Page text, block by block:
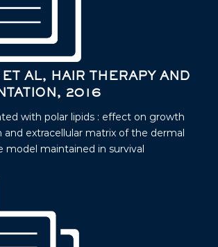
AL, HAIR THERAPY AND
2016
with polar lipids : effect on growth
and extracellular matrix of the dermal
model maintained in survival